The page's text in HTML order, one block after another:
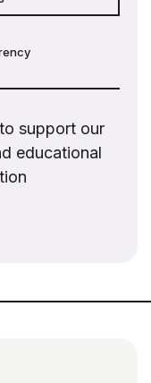
support our
educational